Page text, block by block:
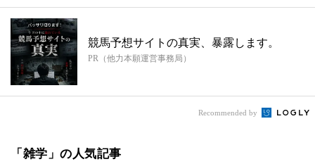
競馬予想サイトの真実、暴露します。
PR（他力本願運営事務局）
Recommended by
「雑学」の人気記事